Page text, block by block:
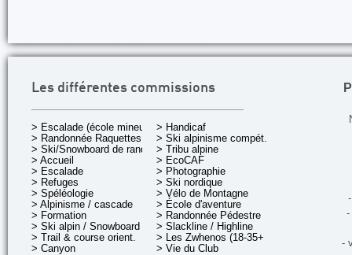
Les différentes commissions
> Escalade (école mineurs)
> Randonnée Raquettes
> Ski/Snowboard de rando.
> Accueil
> Escalade
> Refuges
> Spéléologie
> Alpinisme / cascade
> Formation
> Ski alpin / Snowboard
> Trail & course orient.
> Canyon
> Handicaf
> Ski alpinisme compét.
> Tribu alpine
> EcoCAF
> Photographie
> Ski nordique
> Vélo de Montagne
> École d'aventure
> Randonnée Pédestre
> Slackline / Highline
> Les Zwhenos (18-35+ ans)
> Vie du Club
-
-